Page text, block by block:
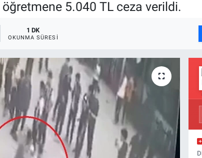
5.040 TL ceza verildi.
1 DK
OKUNMA SÜRESI